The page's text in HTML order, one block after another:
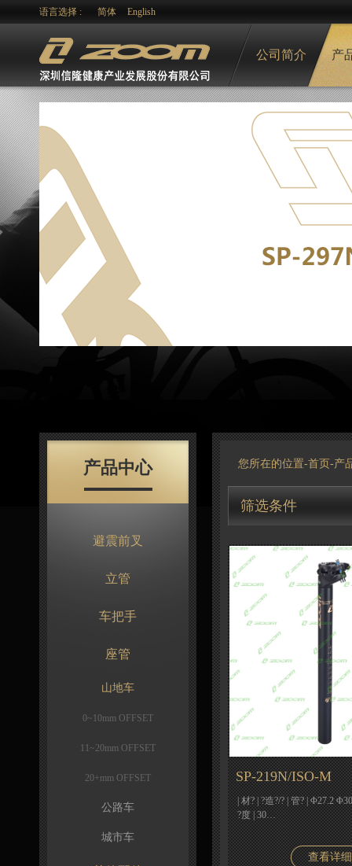
语言选择 : 简体 English
公司简介 产
产品中心
避震前叉
立管
车把手
座管
山地车
0~10mm OFFSET
11~20mm OFFSET
20+mm OFFSET
公路车
城市车
您所在的位置-首页 -产
筛选条件
SP-219N/ISO-M
| 材? | ?造?/? | 管? | Φ27.2
?度 | 30…
查看详细